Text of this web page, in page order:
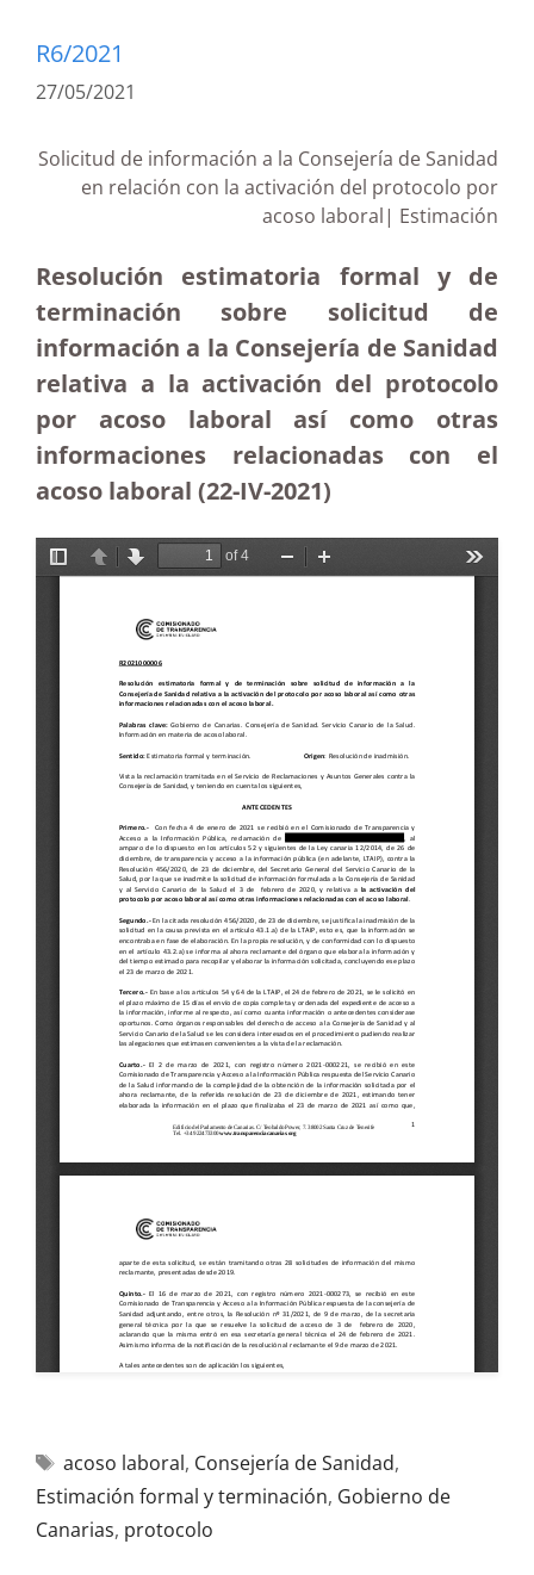
R6/2021
27/05/2021
Solicitud de información a la Consejería de Sanidad
en relación con la activación del protocolo por
acoso laboral| Estimación
Resolución estimatoria formal y de
terminación sobre solicitud de
información a la Consejería de Sanidad
relativa a la activación del protocolo
por acoso laboral así como otras
informaciones relacionadas con el
acoso laboral (22-IV-2021)
acoso laboral, Consejería de Sanidad,
Estimación formal y terminación, Gobierno de
Canarias, protocolo